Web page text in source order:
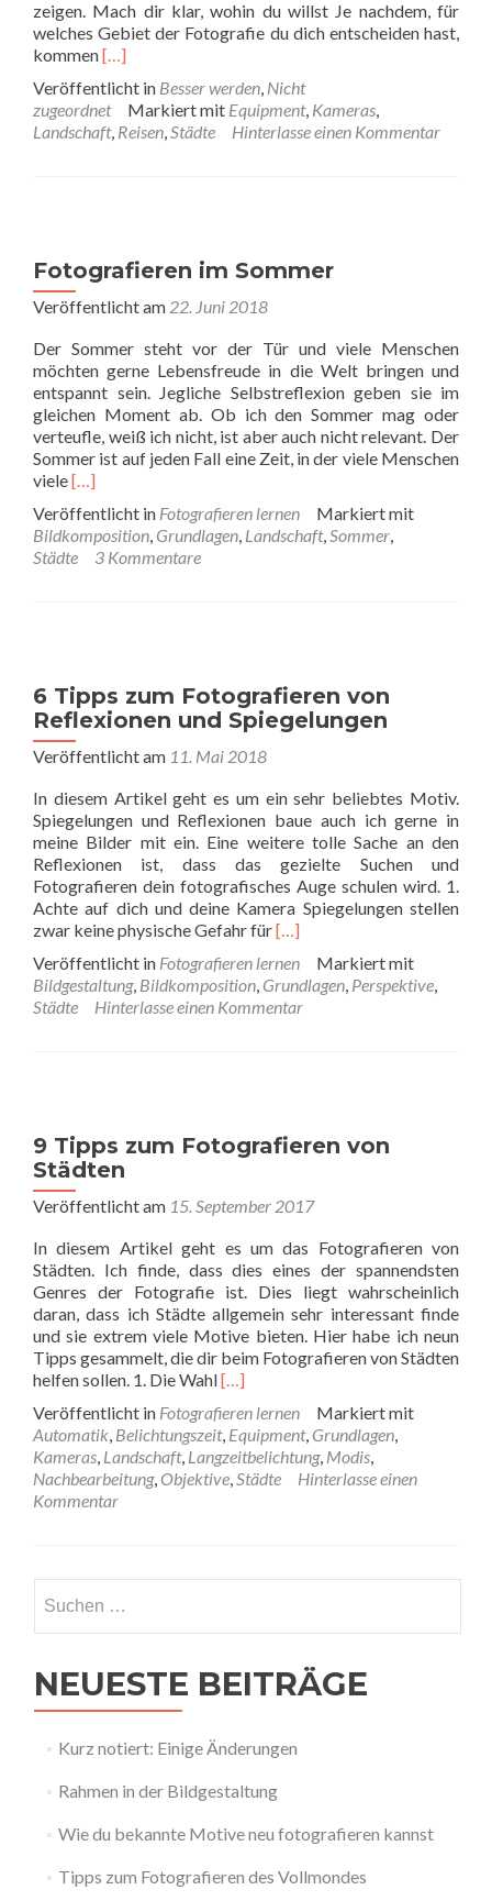
zeigen. Mach dir klar, wohin du willst Je nachdem, für
welches Gebiet der Fotografie du dich entscheiden hast,
kommenRead
about
Wie
du
[…]
Veröffentlicht in Besser werden, Nicht
zugeordnet
Markiert mit Equipment, Kameras,
Landschaft, Reisen,Städte Hinterlasse einen Kommentar
Fotografieren im Sommer
Veröffentlicht am 22. Juni 2018
Der Sommer steht vor der Tür und viele Menschen
möchten gerne Lebensfreude in die Welt bringen und
entspannt sein. Jegliche Selbstreflexion geben sie im
gleichen Moment ab. Ob ich den Sommer mag oder
verteufle, weiß ich nicht, ist aber auch nicht relevant. Der
Sommer ist auf jeden Fall eine Zeit, in der viele Menschen
vieleRead
about
Fotografieren
im
[…]
Veröffentlicht in Fotografieren lernen
Markiert mit
Bildkomposition, Grundlagen, Landschaft,Sommer,
Städte
3 Kommentare
6 Tipps zum Fotografieren von
Reflexionen und Spiegelungen
Veröffentlicht am 11. Mai 2018
In diesem Artikel geht es um ein sehr beliebtes Motiv.
Spiegelungen und Reflexionen baue auch ich gerne in
meine Bilder mit ein. Eine weitere tolle Sache an den
Reflexionen ist, dass das gezielte Suchen und
Fotografieren dein fotografisches Auge schulen wird. 1.
Achte auf dich und deine Kamera Spiegelungen stellen
zwar keine physische Gefahr fürRead
about
6
Tipps
Spiegelungen
[…]
Veröffentlicht in Fotografieren lernen
Markiert mit
Bildgestaltung, Bildkomposition, Grundlagen, Perspektive,
Städte
Hinterlasse einen Kommentar
9 Tipps zum Fotografieren von
Städten
Veröffentlicht am 15. September 2017
In diesem Artikel geht es um das Fotografieren von
Städten. Ich finde, dass dies eines der spannendsten
Genres der Fotografie ist. Dies liegt wahrscheinlich
daran, dass ich Städte allgemein sehr interessant finde
und sie extrem viele Motive bieten. Hier habe ich neun
Tipps gesammelt, die dir beim Fotografieren von Städten
helfen sollen. 1. Die WahlRead
about
9
Tipps
zum
[…]
Veröffentlicht in Fotografieren lernen
Markiert mit
Automatik, Belichtungszeit, Equipment, Grundlagen,
Kameras, Landschaft, Langzeitbelichtung, Modis,
Nachbearbeitung, Objektive,Städte
Hinterlasse einen
Kommentar
nach:
NEUESTE BEITRÄGE
Kurz notiert: Einige Änderungen
Rahmen in der Bildgestaltung
Wie du bekannte Motive neu fotografieren kannst
Tipps zum Fotografieren des Vollmondes